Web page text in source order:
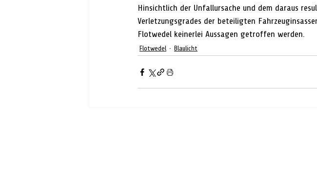
Hinsichtlich der Unfallursache und dem daraus
Verletzungsgrades der beteiligten
Flotwedel keinerlei Aussagen getroffen werden.
Flotwedel Blaulicht